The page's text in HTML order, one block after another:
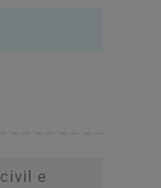
e